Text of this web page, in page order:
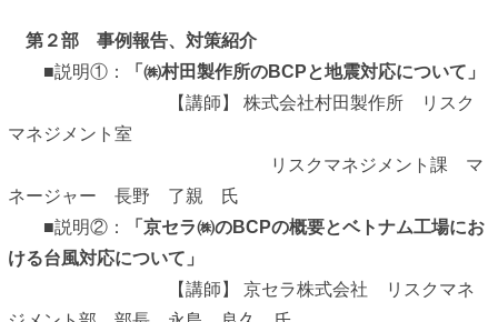
第２部 事例報告、対策紹介
■説明①：
「㈱村田製作所のBCPと地震対応について」
【講師】 株式会社村田製作所 リスク
マネジメント室
リスクマネジメント課 マ
ネージャー 長野 了親 氏
■説明②：
「京セラ㈱のBCPの概要とベトナム工場にお
ける台風対応について」
【講師】 京セラ株式会社 リスクマネ